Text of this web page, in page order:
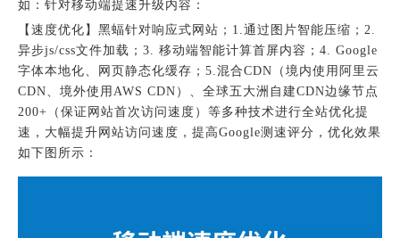
如：针对移动端提速升级内容：
【速度优化】黑蝠针对响应式网站；1.通过图片智能压缩；2.
异步js/css文件加载；3. 移动端智能计算首屏内容；4. Google
字体本地化、网页静态化缓存；5.混合CDN（境内使用阿里云
CDN、境外使用AWS CDN）、全球五大洲自建CDN边缘节点
200+（保证网站首次访问速度）等多种技术进行全站优化提
速，大幅提升网站访问速度，提高Google测速评分，优化效果
如下图所示：